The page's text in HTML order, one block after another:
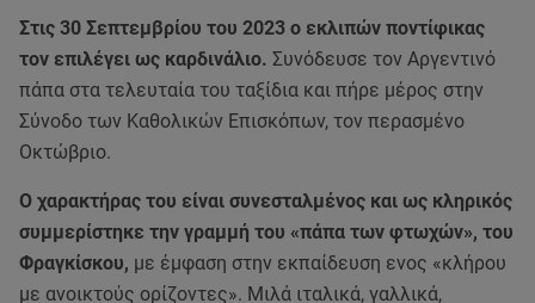
Στις 30 Σεπτεμβρίου του 2023 ο εκλιπών ποντίφικας
τον επιλέγει ως καρδινάλιο. Συνόδευσε τον Αργεντινό
πάπα στα τελευταία του ταξίδια και πήρε μέρος στην
Σύνοδο των Καθολικών Επισκόπων, τον περασμένο
Οκτώβριο.
Ο χαρακτήρας του είναι συνεσταλμένος και ως κληρικός
συμμερίστηκε την γραμμή του «πάπα των φτωχών», του
Φραγκίσκου, με έμφαση στην εκπαίδευση ενος «κλήρου
με ανοικτούς ορίζοντες». Μιλά ιταλικά, γαλλικά,